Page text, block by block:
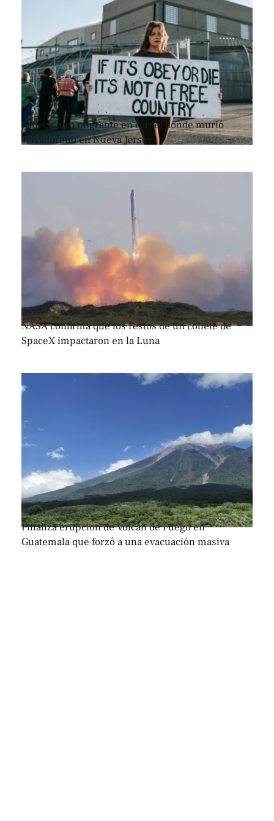
Fallece otro migrante en cárcel donde murió
salvadoreño en Nueva Jersey
NASA confirma que los restos de un cohete de
SpaceX impactaron en la Luna
Finaliza erupción de Volcán de Fuego en
Guatemala que forzó a una evacuación masiva